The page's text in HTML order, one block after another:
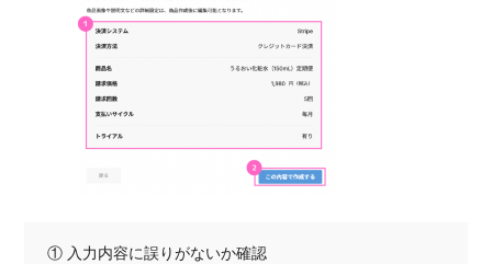
① 入力内容に誤りがないか確認